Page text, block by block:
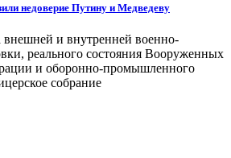
недоверие Путину и Медведеву
внешней и внутренней военно-
реального состояния Вооруженных
и оборонно-промышленного
собрание